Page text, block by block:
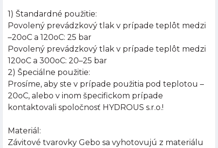
1) Štandardné použitie:
Povolený prevádzkový tlak v prípade teplôt medzi
–20oC a 120oC: 25 bar
Povolený prevádzkový tlak v prípade teplôt medzi
120oC a 300oC: 20–25 bar
2) Špeciálne použitie:
Prosíme, aby ste v prípade použitia pod teplotou –
20oC, alebo v inom špecifickom prípade
kontaktovali spoločnosť HYDROUS s.r.o.!
Materiál:
Závitové tvarovky Gebo sa vyhotovujú z materiálu